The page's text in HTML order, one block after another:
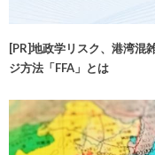
[PR]地政学リスク、港湾混
ジ方法「FFA」とは